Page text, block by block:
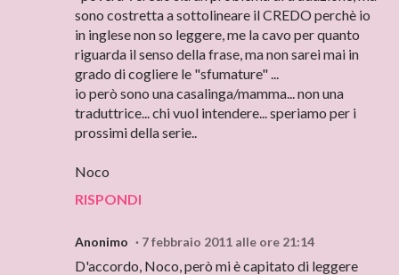
sono costretta a sottolineare il CREDO perchè io
in inglese non so leggere, me la cavo per quanto
riguarda il senso della frase, ma non sarei mai in
grado di cogliere le "sfumature" ...
io però sono una casalinga/mamma... non una
traduttrice... chi vuol intendere... speriamo per i
prossimi della serie..
Noco
RISPONDI
Anonimo 7 febbraio 2011 alle ore 21:14
D'accordo, Noco, però mi è capitato di leggere